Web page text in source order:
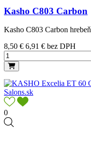
Kasho C803 Carbon
Kasho C803 Carbon hrebeň
Cena
8,50 € 6,91 € bez DPH
0